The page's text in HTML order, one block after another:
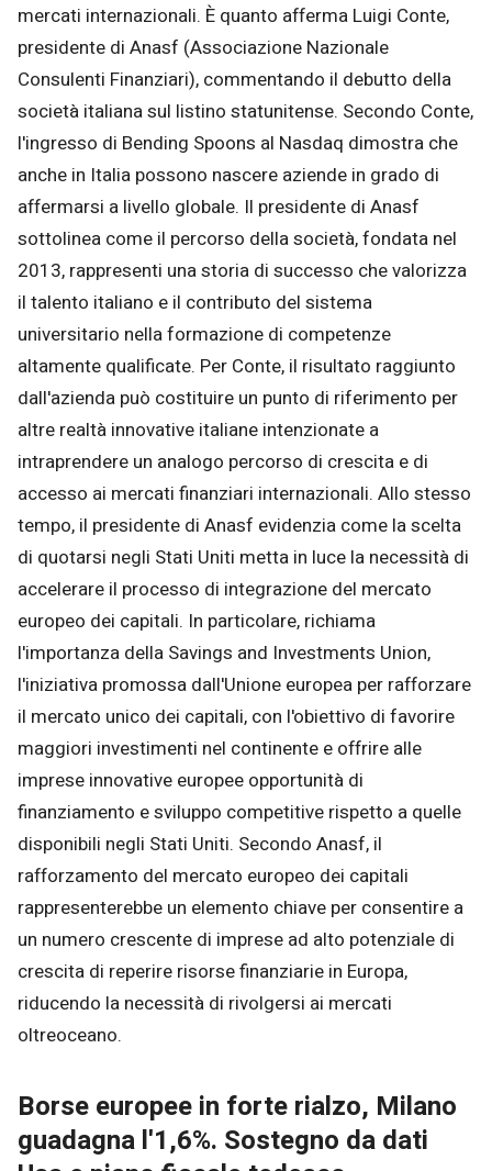
mercati internazionali. È quanto afferma Luigi Conte,
presidente di Anasf (Associazione Nazionale
Consulenti Finanziari), commentando il debutto della
società italiana sul listino statunitense. Secondo Conte,
l'ingresso di Bending Spoons al Nasdaq dimostra che
anche in Italia possono nascere aziende in grado di
affermarsi a livello globale. Il presidente di Anasf
sottolinea come il percorso della società, fondata nel
2013, rappresenti una storia di successo che valorizza
il talento italiano e il contributo del sistema
universitario nella formazione di competenze
altamente qualificate. Per Conte, il risultato raggiunto
dall'azienda può costituire un punto di riferimento per
altre realtà innovative italiane intenzionate a
intraprendere un analogo percorso di crescita e di
accesso ai mercati finanziari internazionali. Allo stesso
tempo, il presidente di Anasf evidenzia come la scelta
di quotarsi negli Stati Uniti metta in luce la necessità di
accelerare il processo di integrazione del mercato
europeo dei capitali. In particolare, richiama
l'importanza della Savings and Investments Union,
l'iniziativa promossa dall'Unione europea per rafforzare
il mercato unico dei capitali, con l'obiettivo di favorire
maggiori investimenti nel continente e offrire alle
imprese innovative europee opportunità di
finanziamento e sviluppo competitive rispetto a quelle
disponibili negli Stati Uniti. Secondo Anasf, il
rafforzamento del mercato europeo dei capitali
rappresenterebbe un elemento chiave per consentire a
un numero crescente di imprese ad alto potenziale di
crescita di reperire risorse finanziarie in Europa,
riducendo la necessità di rivolgersi ai mercati
oltreoceano.
Borse europee in forte rialzo, Milano
guadagna l'1,6%. Sostegno da dati